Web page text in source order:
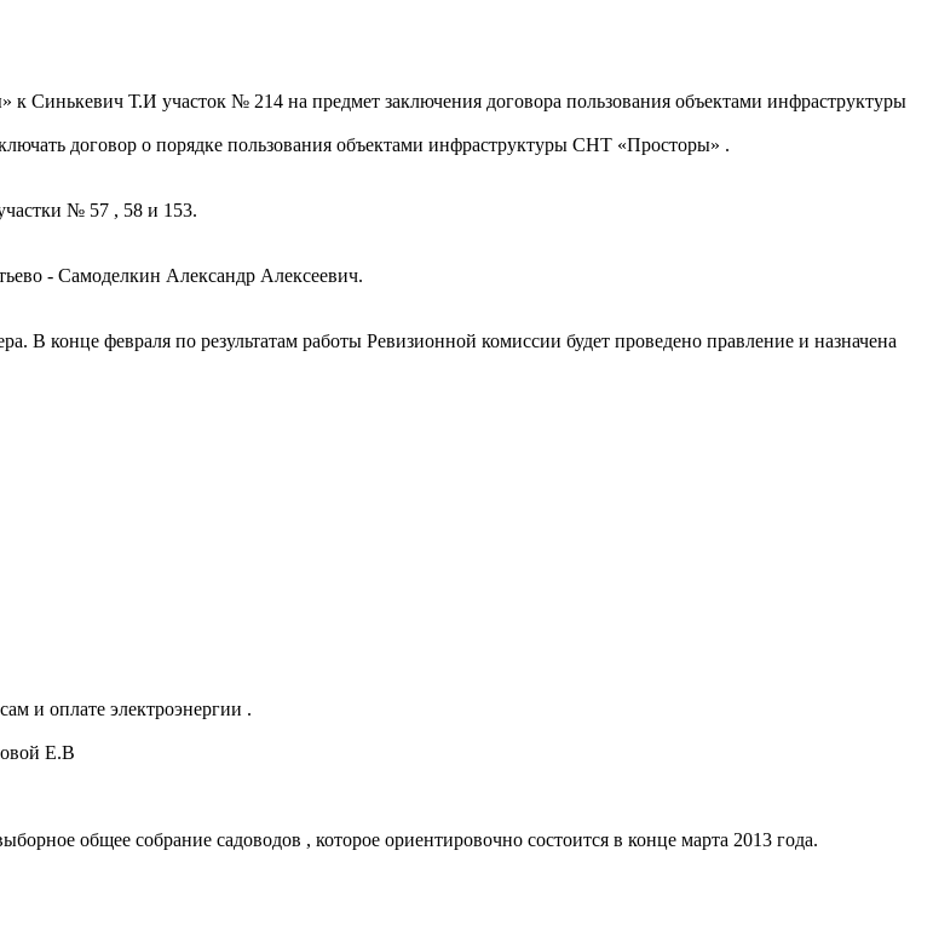
к Синькевич Т.И участок № 214 на предмет заключения договора пользования объектами инфраструктуры
договор о порядке пользования объектами инфраструктуры СНТ «Просторы» .
№ 57 , 58 и 153.
- Самоделкин Александр Алексеевич.
В конце февраля по результатам работы Ревизионной комиссии будет проведено правление и назначена
и оплате электроэнергии .
Е.В
общее собрание садоводов , которое ориентировочно состоится в конце марта 2013 года.